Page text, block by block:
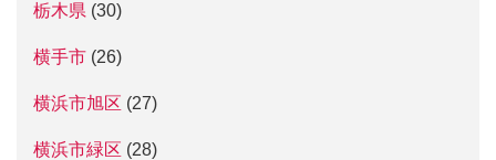
栃木県 (30)
横手市 (26)
横浜市旭区 (27)
横浜市緑区 (28)